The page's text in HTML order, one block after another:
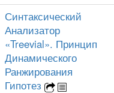
Синтаксический
Анализатор
«Treevial». Принцип
Динамического
Ранжирования
Гипотез